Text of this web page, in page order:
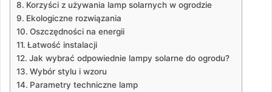
Korzyści z używania lamp solarnych w ogrodzie
Ekologiczne rozwiązania
Oszczędności na energii
Łatwość instalacji
Jak wybrać odpowiednie lampy solarne do ogrodu?
Wybór stylu i wzoru
Parametry techniczne lamp